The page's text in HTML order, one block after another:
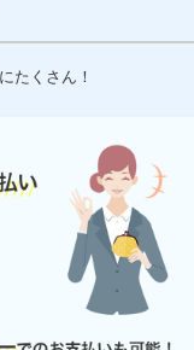
たくさん！